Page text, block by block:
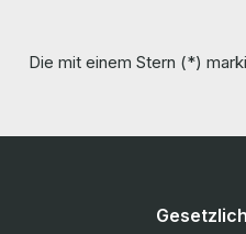
Die mit einem Stern (*)